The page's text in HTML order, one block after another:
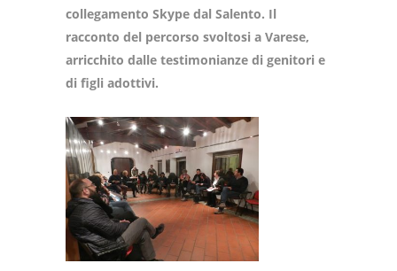
collegamento Skype dal Salento. Il
racconto del percorso svoltosi a Varese,
arricchito dalle testimonianze di genitori e
di figli adottivi.